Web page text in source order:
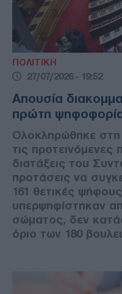
ΠΟΛΙΤΙΚΗ
27/07/2026 - 19:52
Απουσία
πρώτη
Ολοκληρώθηκε
τις
διατάξεις του
προτάσεις να
161 θετικές
υπερψηφίστηκαν
σώματος, δεν
όριο των 180